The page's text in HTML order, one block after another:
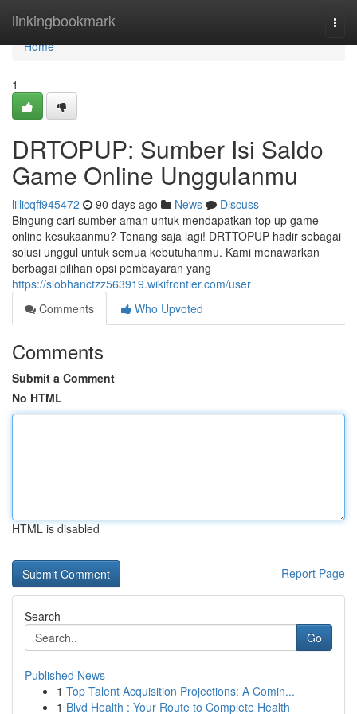
linkingbookmark
Home
Home
1
DRTOPUP: Sumber Isi Saldo
Game Online Unggulanmu
lillicqff945472 90 days ago News
Discuss
Bingung cari sumber aman untuk mendapatkan top up game
online kesukaanmu? Tenang saja lagi! DRTTOPUP hadir sebagai
solusi unggul untuk semua kebutuhanmu. Kami menawarkan
berbagai pilihan opsi pembayaran yang
https://siobhanctzz563919.wikifrontier.com/user
Comments
Who Upvoted
Comments
Submit a Comment
No HTML
HTML is disabled
Report Page
Search
Go
Published News
1 Top Talent Acquisition Projections: A Comin...
1 Blvd Health : Your Route to Complete Health